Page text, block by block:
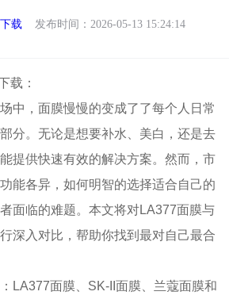
载 发布时间：2026-05-13 15:24:14
载：
，面膜慢慢的变成了了每个人日常
分。无论是想要补水、美白，还是去
提供快速有效的解决方案。然而，市
能各异，如何明智的选择适合自己的
面临的难题。本文将对LA377面膜与
深入对比，帮助你找到最对自己最合
面膜、SK-II面膜、兰蔻面膜和